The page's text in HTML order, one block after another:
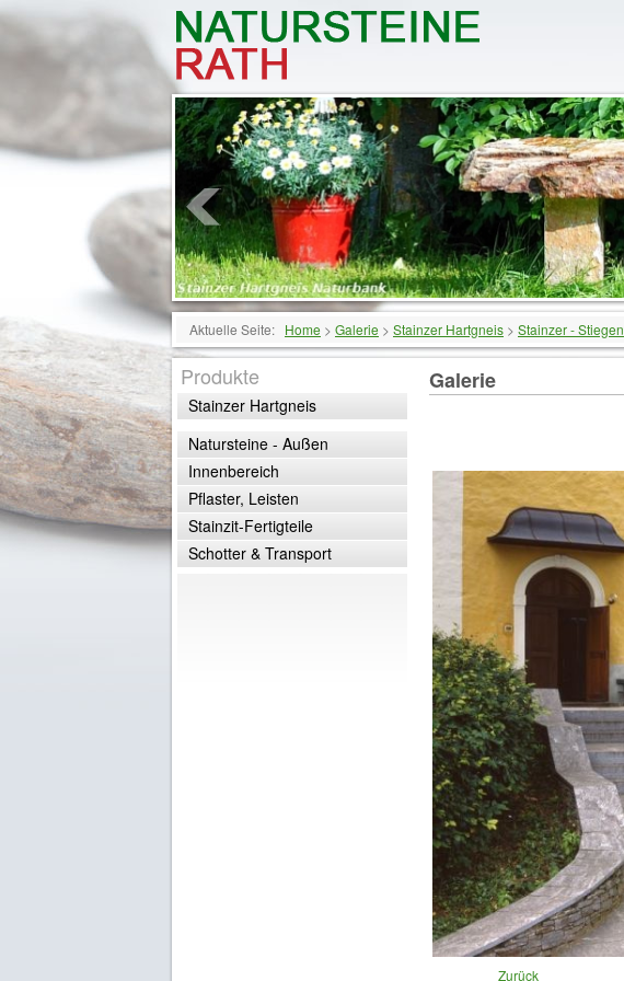
Aktuelle Seite: Home > Galerie > Stainzer Hartgneis > Stainzer - Stiegen
Produkte
Stainzer Hartgneis
Natursteine - Außen
Innenbereich
Pflaster, Leisten
Stainzit-Fertigteile
Schotter & Transport
Galerie
Zurück